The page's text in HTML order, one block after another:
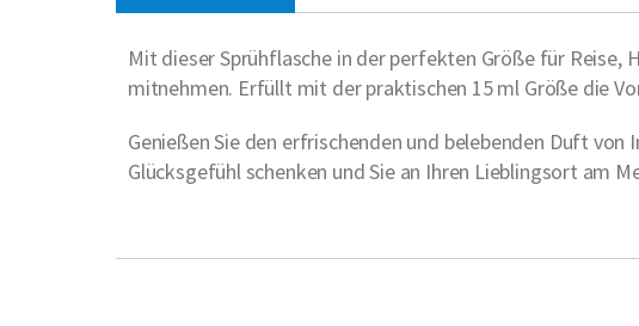
Mit dieser Sprühflasche in der perfekten Größe für Reise,
mitnehmen. Erfüllt mit der praktischen 15 ml Größe die
Genießen Sie den erfrischenden und belebenden Duft
Glücksgefühl schenken und Sie an Ihren Lieblingsort am